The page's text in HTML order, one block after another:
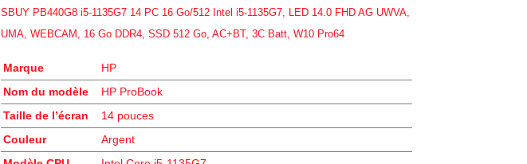
SBUY PB440G8 i5-1135G7 14 PC 16 Go/512 Intel i5-1135G7, LED 14.0 FHD AG UWVA,
UMA, WEBCAM, 16 Go DDR4, SSD 512 Go, AC+BT, 3C Batt, W10 Pro64
Marque
HP
Nom du modèle
HP ProBook
Taille de l’écran
14 pouces
Couleur
Argent